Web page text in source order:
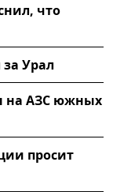
что
Урал
на АЗС южных
просит